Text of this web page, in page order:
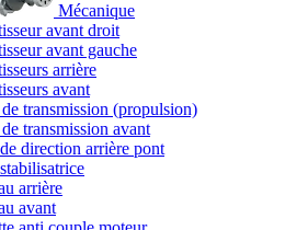
Mécanique
avant droit
avant gauche
arrière
avant
transmission (propulsion)
transmission avant
direction arrière pont
arrière
avant